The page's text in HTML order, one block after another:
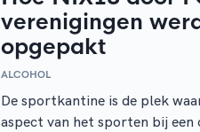
verenigingen
opgepakt
ALCOHOL
De sportkantine is de plek
aspect van het sporten bij